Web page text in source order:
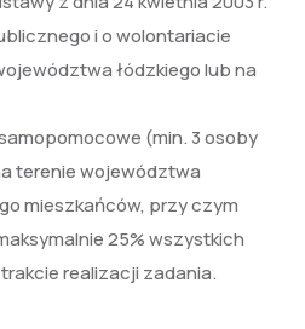
i o wolontariacie
łódzkiego lub na
(min. 3 osoby
terenie województwa
mieszkańców, przy czym
25% wszystkich
realizacji zadania.